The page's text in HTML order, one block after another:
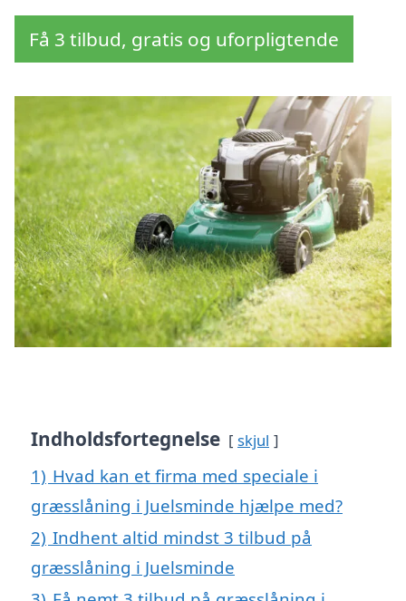
Få 3 tilbud, gratis og uforpligtende
Indholdsfortegnelse skjul
1) Hvad kan et firma med speciale i
græsslåning i Juelsminde hjælpe med?
2) Indhent altid mindst 3 tilbud på
græsslåning i Juelsminde